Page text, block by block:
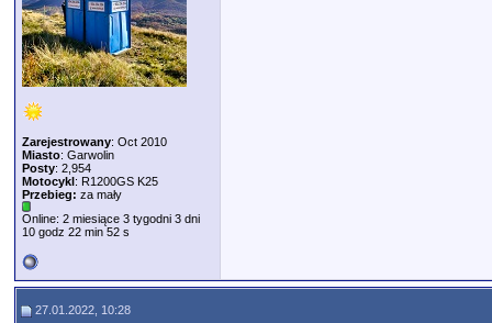
Zarejestrowany: Oct 2010
Miasto: Garwolin
Posty: 2,954
Motocykl: R1200GS K25
Przebieg: za mały
Online: 2 miesiące 3 tygodni 3 dni
10 godz 22 min 52 s
27.01.2022, 10:28